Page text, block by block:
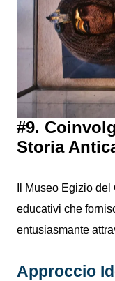
#9.
Storia
Il Museo Egizio
educativi che
entusiasmante
Approccio